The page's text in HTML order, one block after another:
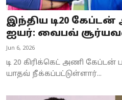
இந்திய டி20
ஐயர்: வைபவ்
Jun 6, 2026
டி 20 கிரிக்கெட் அணி கேப்டன்
யாதவ் நீக்கப்பட்டுள்ளார்...